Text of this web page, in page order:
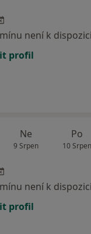
není k dispozici
profil
Ne
9 Srpen
Po
10 Srpen
není k dispozici
profil